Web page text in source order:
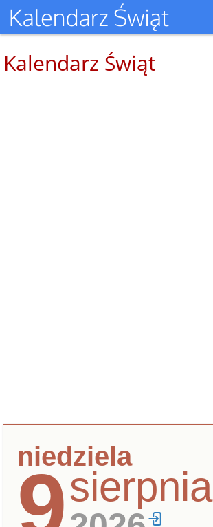
Kalendarz Świąt
niedziela
9sierpnia